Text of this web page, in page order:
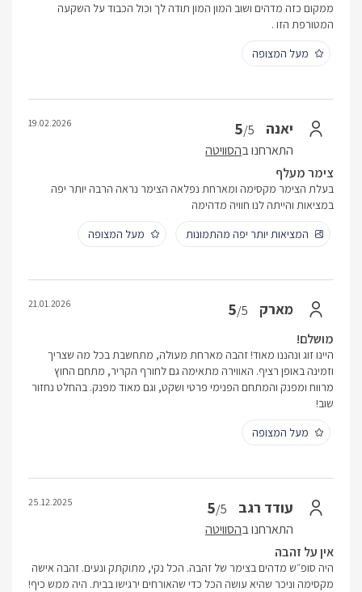
ממקום כזה מדהים ושוב המון המון תודה לך וכול הכבוד על השקעה
המטורפת הזו .
מעל המצופה
יאנה 5/5
התארחנו בהסוויטה
19.02.2026
צימר מעלף
בעלת הצימר מקסימה ומארחת נפלאה הצימר נראה הרבה יותר יפה
במציאות והייתה לנו חוויה מדהימה
המציאות יותר יפה מהתמונות
מעל המצופה
מארק 5/5
21.01.2026
מושלם!
היינו זוג ונהננו מאוד! זהבה מארחת מעולה, מתחשבת בכל מה שצריך
וזמינה באופן רציף. האווירה מתאימה גם לחורף הקריר, מתחם החוץ
מרווח ומפנק והמתחם הפנימי פרטי ושקט, וגם מאוד מפנק. בהחלט נחזור
שוב!
מעל המצופה
עודד רגב 5/5
התארחנו בהסוויטה
25.12.2025
אין על זהבה
היה סופ״ש מדהים בצימר של זהבה. הכל נקי, מתוקתק ונעים. זהבה אישה
מקסימה וניכר שהיא עושה הכל כדי שהאורחים ירגישו בבית. היה ממש כיף!